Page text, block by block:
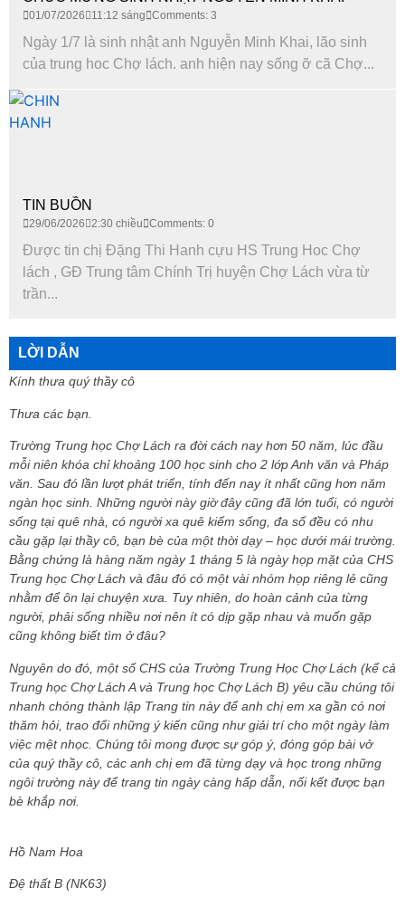
01/07/2026 11:12 sáng Comments: 3
Ngày 1/7 là sinh nhật anh Nguyễn Minh Khai, lão sinh
của trung hoc Chợ lách. anh hiện nay sống ỡ cã Chợ...
TIN BUỒN
29/06/2026 2:30 chiều Comments: 0
Được tin chị Đặng Thi Hanh cựu HS Trung Hoc Chợ
lách , GĐ Trung tâm Chính Trị huyện Chợ Lách vừa từ
trần...
LỜI DẪN
Kính thưa quý thầy cô
Thưa các bạn.
Trường Trung học Chợ Lách ra đời cách nay hơn 50 năm, lúc đầu
mỗi niên khóa chỉ khoảng 100 học sinh cho 2 lớp Anh văn và Pháp
văn. Sau đó lần lượt phát triển, tính đến nay ít nhất cũng hơn năm
ngàn học sinh. Những người này giờ đây cũng đã lớn tuổi, có người
sống tại quê nhà, có người xa quê kiếm sống, đa số đều có nhu
cầu gặp lại thầy cô, bạn bè của một thời dạy – học dưới mái trường.
Bằng chứng là hàng năm ngày 1 tháng 5 là ngày họp mặt của CHS
Trung học Chợ Lách và đâu đó có một vài nhóm họp riêng lẻ cũng
nhằm để ôn lại chuyện xưa. Tuy nhiên, do hoàn cảnh của từng
người, phải sống nhiều nơi nên ít có dịp gặp nhau và muốn gặp
cũng không biết tìm ở đâu?
Nguyên do đó, một số CHS của Trường Trung Học Chợ Lách (kể cả
Trung học Chợ Lách A và Trung học Chợ Lách B) yêu cầu chúng tôi
nhanh chóng thành lập Trang tin này để anh chị em xa gần có nơi
thăm hỏi, trao đổi những ý kiến cũng như giải trí cho một ngày làm
việc mệt nhọc. Chúng tôi mong được sự góp ý, đóng góp bài vở
của quý thầy cô, các anh chị em đã từng dạy và học trong những
ngôi trường này để trang tin ngày càng hấp dẫn, nối kết được bạn
bè khắp nơi.
Hồ Nam Hoa
Đệ thất B (NK63)